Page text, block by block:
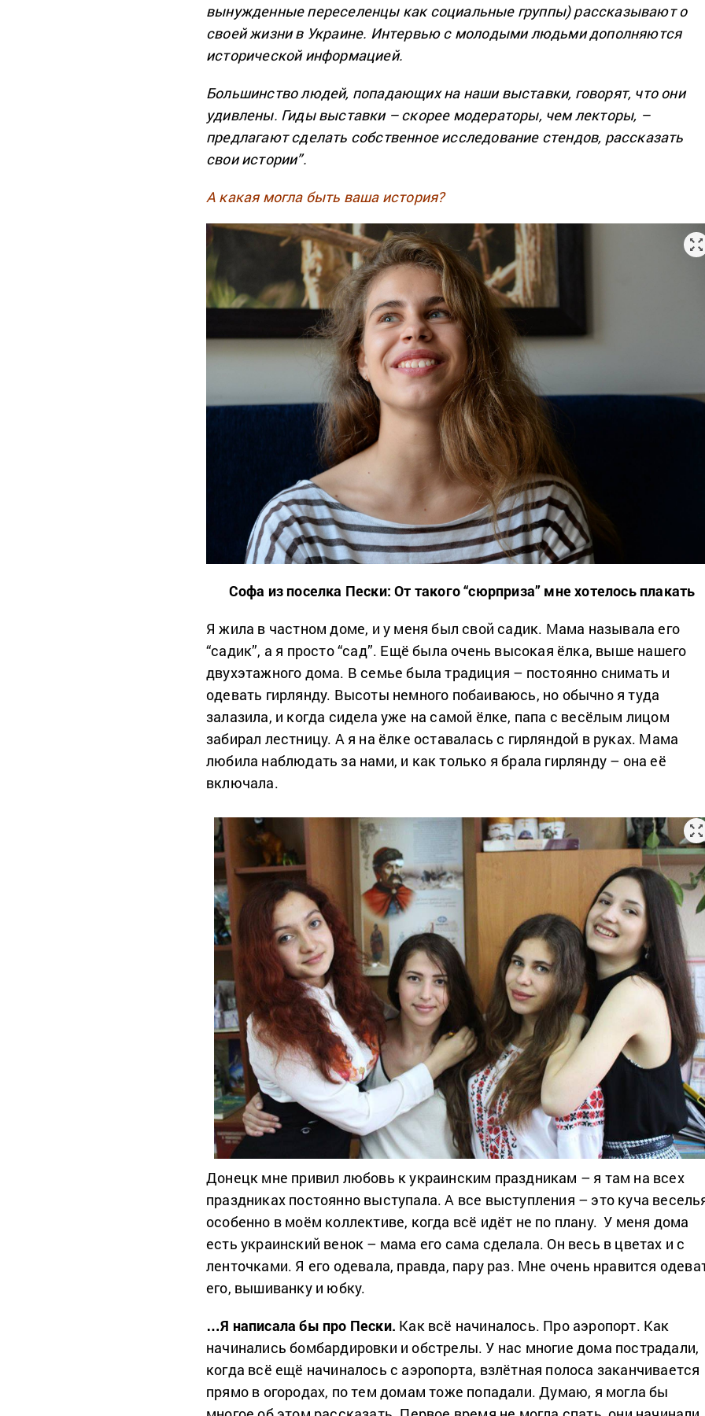
вынужденные переселенцы как социальные группы) рассказывают о
своей жизни в Украине. Интервью с молодыми людьми дополняются
исторической информацией.
Большинство людей, попадающих на наши выставки, говорят, что они
удивлены. Гиды выставки – скорее модераторы, чем лекторы, –
предлагают сделать собственное исследование стендов, рассказать
свои истории”.
А какая могла быть ваша история?
Софа из поселка Пески: От такого “сюрприза” мне хотелось плакать
Я жила в частном доме, и у меня был свой садик. Мама называла его
“садик”, а я просто “сад”. Ещё была очень высокая ёлка, выше нашего
двухэтажного дома. В семье была традиция – постоянно снимать и
одевать гирлянду. Высоты немного побаиваюсь, но обычно я туда
залазила, и когда сидела уже на самой ёлке, папа с весёлым лицом
забирал лестницу. А я на ёлке оставалась с гирляндой в руках. Мама
любила наблюдать за нами, и как только я брала гирлянду – она её
включала.
Донецк мне привил любовь к украинским праздникам – я там на всех
праздниках постоянно выступала. А все выступления – это куча
особенно в моём коллективе, когда всё идёт не по плану. У меня дома
есть украинский венок – мама его сама сделала. Он весь в цветах и с
ленточками. Я его одевала, правда, пару раз. Мне очень нравится
его, вышиванку и юбку.
…Я написала бы про Пески. Как всё начиналось. Про аэропорт. Как
начинались бомбардировки и обстрелы. У нас многие дома пострадали,
когда всё ещё начиналось с аэропорта, взлётная полоса заканчивается
прямо в огородах, по тем домам тоже попадали. Думаю, я могла бы